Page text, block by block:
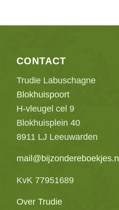
CONTACT
Trudie Labuschagne
Blokhuispoort
H-vleugel cel 9
Blokhuisplein 40
8911 LJ Leeuwarden
mail@bijzondereboekjes.nl
KvK 77951689
Over Trudie